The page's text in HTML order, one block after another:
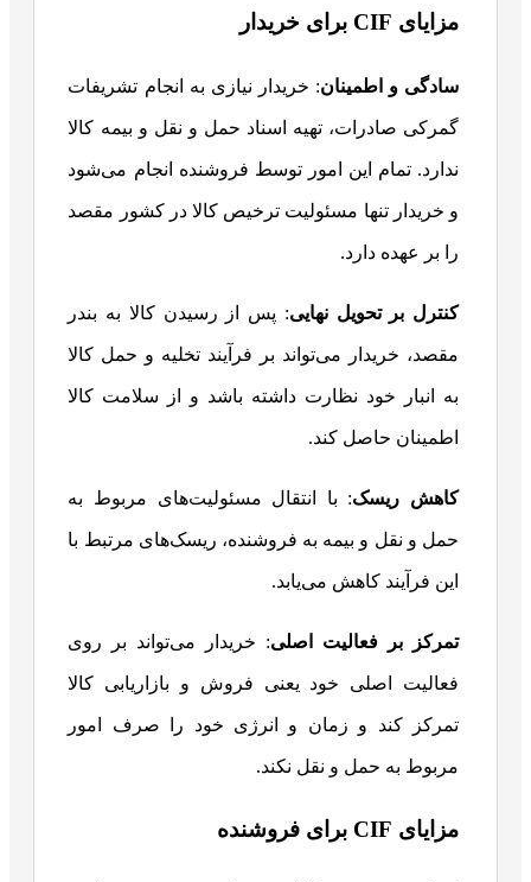
مزایای CIF برای خریدار
سادگی و اطمینان: خریدار نیازی به انجام تشریفات
گمرکی صادرات، تهیه اسناد حمل و نقل و بیمه کالا
ندارد. تمام این امور توسط فروشنده انجام می‌شود
و خریدار تنها مسئولیت ترخیص کالا در کشور مقصد
را بر عهده دارد.
کنترل بر تحویل نهایی: پس از رسیدن کالا به بندر
مقصد، خریدار می‌تواند بر فرآیند تخلیه و حمل کالا
به انبار خود نظارت داشته باشد و از سلامت کالا
اطمینان حاصل کند.
کاهش ریسک: با انتقال مسئولیت‌های مربوط به
حمل و نقل و بیمه به فروشنده، ریسک‌های مرتبط با
این فرآیند کاهش می‌یابد.
تمرکز بر فعالیت اصلی: خریدار می‌تواند بر روی
فعالیت اصلی خود یعنی فروش و بازاریابی کالا
تمرکز کند و زمان و انرژی خود را صرف امور
مربوط به حمل و نقل نکند.
مزایای CIF برای فروشنده